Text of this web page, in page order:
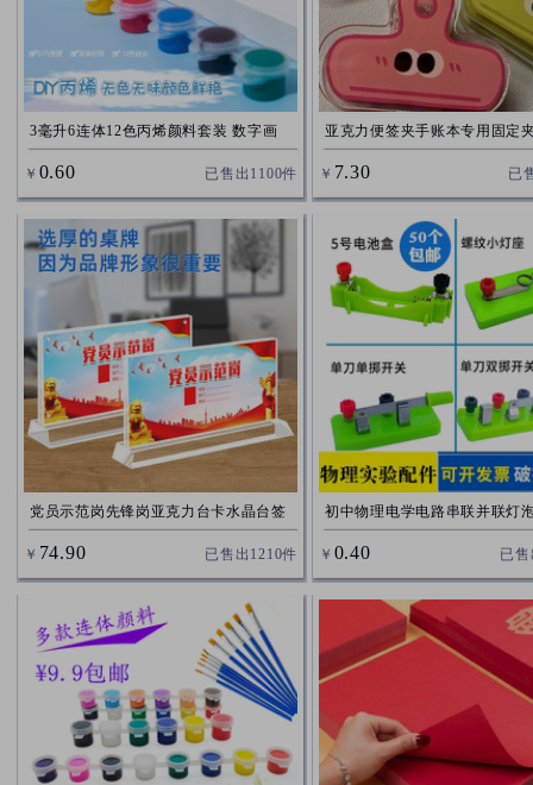
3毫升6连体12色丙烯颜料套装 数字画
石膏墙绘风筝填色颜料条
￥ 0.60 已售出 1100件
党员示范岗先锋岗亚克力台卡水晶台签
展示牌岗位牌高档党建桌牌
￥ 74.90 已售出 1210件
亚克力便签夹手账本专用固定
夹封口夹零食收纳卡通可爱女
￥ 7.30 已
初中物理电学电路串联并联灯
灯座单刀单掷双掷开关电池盒
￥ 0.40 已